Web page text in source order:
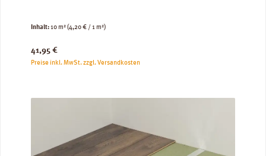
Inhalt:10 m²(4,20 € / 1 m²)
Regulärer Preis:
41,95 €
Preise inkl. MwSt. zzgl. Versandkosten